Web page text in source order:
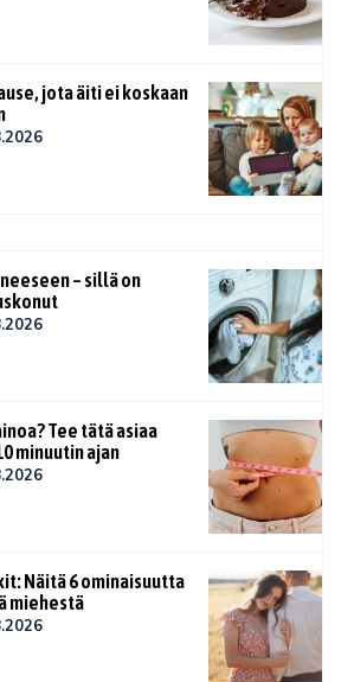
jota äiti ei koskaan
– sillä on
Tee tätä asiaa
minuutin ajan
Näitä 6 ominaisuutta
miehestä